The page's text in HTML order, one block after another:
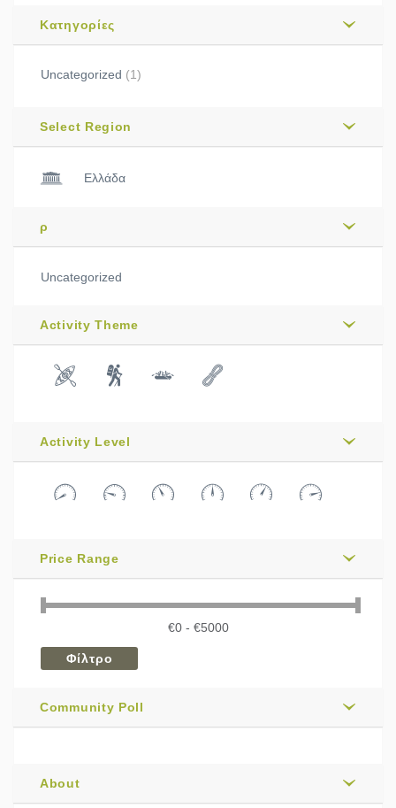
Kατηγορίες
Uncategorized (1)
Select Region
Ελλάδα
ρ
Uncategorized
Activity Theme
Activity Level
Price Range
Community Poll
About